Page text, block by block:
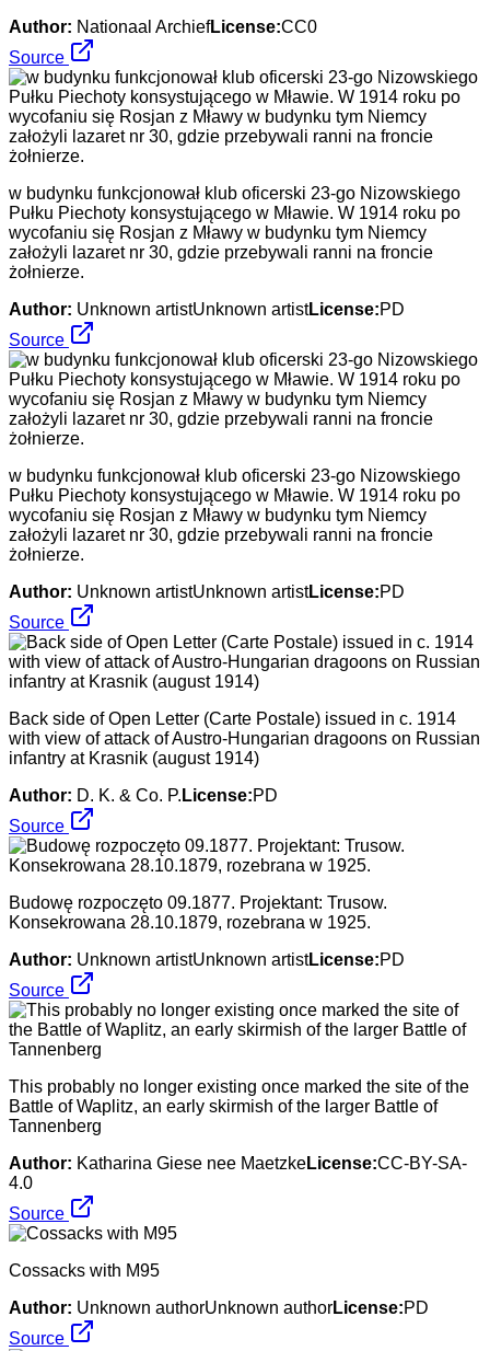
Author: Nationaal ArchiefLicense:CC0
Source
w budynku funkcjonował klub oficerski 23-go Nizowskiego
Pułku Piechoty konsystującego w Mławie. W 1914 roku po
wycofaniu się Rosjan z Mławy w budynku tym Niemcy
założyli lazaret nr 30, gdzie przebywali ranni na froncie
żołnierze.
Author: Unknown artistUnknown artistLicense:PD
Source
w budynku funkcjonował klub oficerski 23-go Nizowskiego
Pułku Piechoty konsystującego w Mławie. W 1914 roku po
wycofaniu się Rosjan z Mławy w budynku tym Niemcy
założyli lazaret nr 30, gdzie przebywali ranni na froncie
żołnierze.
Author: Unknown artistUnknown artistLicense:PD
Source
Back side of Open Letter (Carte Postale) issued in c. 1914
with view of attack of Austro-Hungarian dragoons on Russian
infantry at Krasnik (august 1914)
Author: D. K. & Co. P. License:PD
Source
Budowę rozpoczęto 09.1877. Projektant: Trusow.
Konsekrowana 28.10.1879, rozebrana w 1925.
Author: Unknown artistUnknown artistLicense:PD
Source
This probably no longer existing once marked the site of the
Battle of Waplitz, an early skirmish of the larger Battle of
Tannenberg
Author: Katharina Giese nee MaetzkeLicense:CC-BY-SA-
4.0
Source
Cossacks with M95
Author: Unknown authorUnknown authorLicense:PD
Source